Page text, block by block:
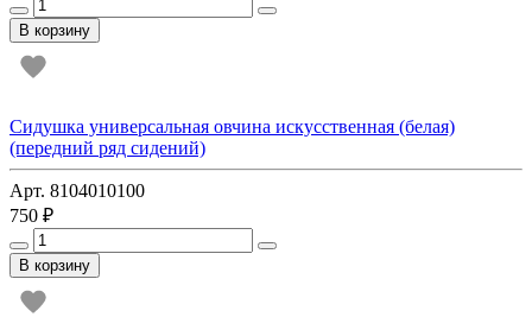
В корзину
Сидушка универсальная овчина искусственная (белая)
(передний ряд сидений)
Арт. 8104010100
750 ₽
В корзину